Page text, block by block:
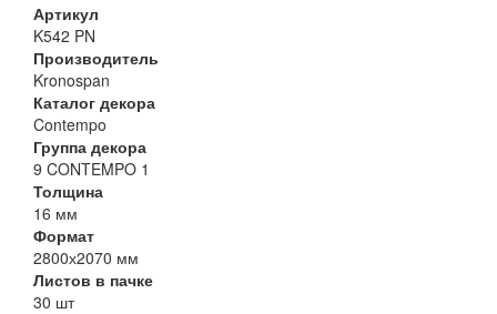
Артикул
K542 PN
Производитель
Kronospan
Каталог декора
Contempo
Группа декора
9 CONTEMPO 1
Толщина
16 мм
Формат
2800х2070 мм
Листов в пачке
30 шт